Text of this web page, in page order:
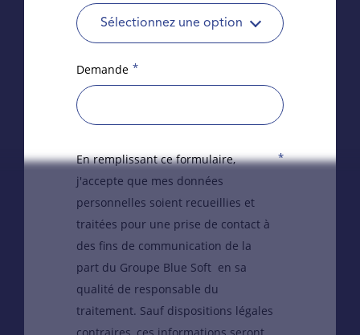
Sélectionnez une option
Demande *
En remplissant ce formulaire,
j'accepte que mes données
personnelles soient recueillies et
traitées pour une prise de contact à
des fins de communication de la
part du Groupe Blue Soft en sa
qualité de responsable du
traitement. Sauf dispositions légales
*